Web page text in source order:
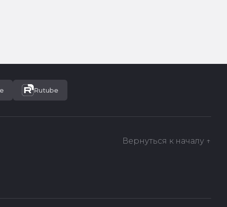
Rutube
Вернуться к началу ↑